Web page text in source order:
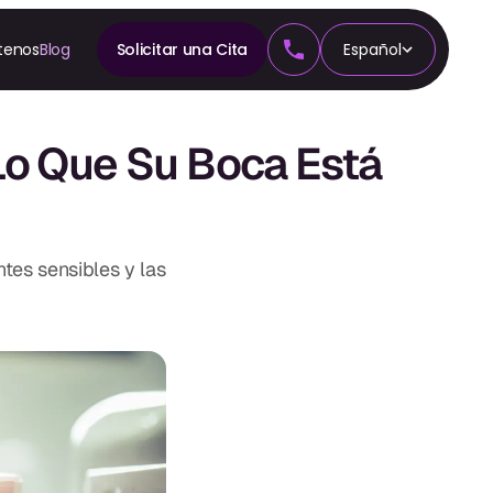
Blog Solicitar una Cita Español
Que Su Boca Está
sensibles y las